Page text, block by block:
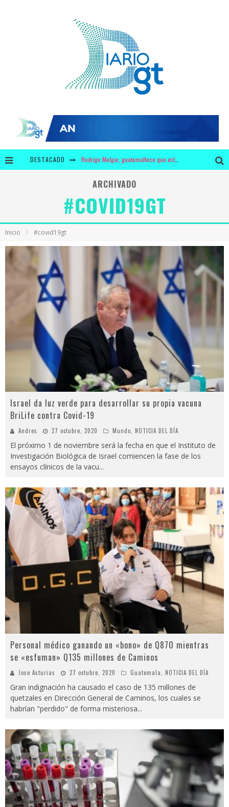
DESTACADO Rodrigo Melgar, guatemalteco que está entre los mejores 10 del mundo en jaripeo
¿Por qué tiene mayor significado la campaña de "We Remember" en época de pandemia?
¿Colegios obligarán a alumnos a utilizar uniforme en clases virtuales? Esto dice el Mineduc
Luz María y el extraño caso que indigna a los guatemaltecos
ARCHIVADO
#COVID19GT
Inicio #covid19gt
Israel da luz verde para desarrollar su propia vacuna
BriLife contra Covid-19
Andres 27 octubre, 2020 Mundo, NOTICIA DEL DÍA
El próximo 1 de noviembre será la fecha en que el Instituto de
Investigación Biológica de Israel comiencen la fase de los
ensayos clínicos de la vacu...
Personal médico ganando un «bono» de Q870 mientras
se «esfuman» Q135 millones de Caminos
Jose Asturias 27 octubre, 2020 Guatemala NOTICIA DEL DÍA
Gran indignación ha causado el caso de 135 millones de
quetzales en Dirección General de Caminos, los cuales se
habrían "perdido" de forma misteriosa...